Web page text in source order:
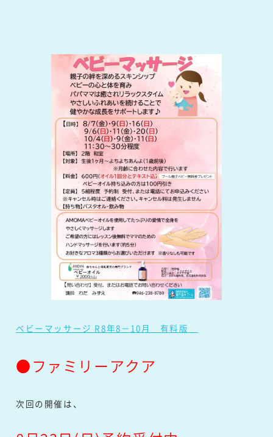
ベビーマッサージ R8年8－10月 有料版
●ファミリーアクア
次回の開催は、